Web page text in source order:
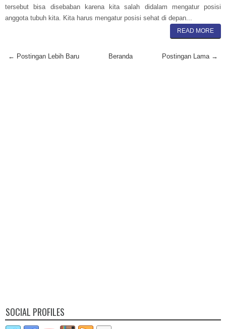
tersebut bisa disebaban karena kita salah didalam mengatur posisi
anggota tubuh kita. Kita harus mengatur posisi sehat di depan...
READ MORE
← Postingan Lebih Baru Postingan Lama →
Beranda
SOCIAL PROFILES